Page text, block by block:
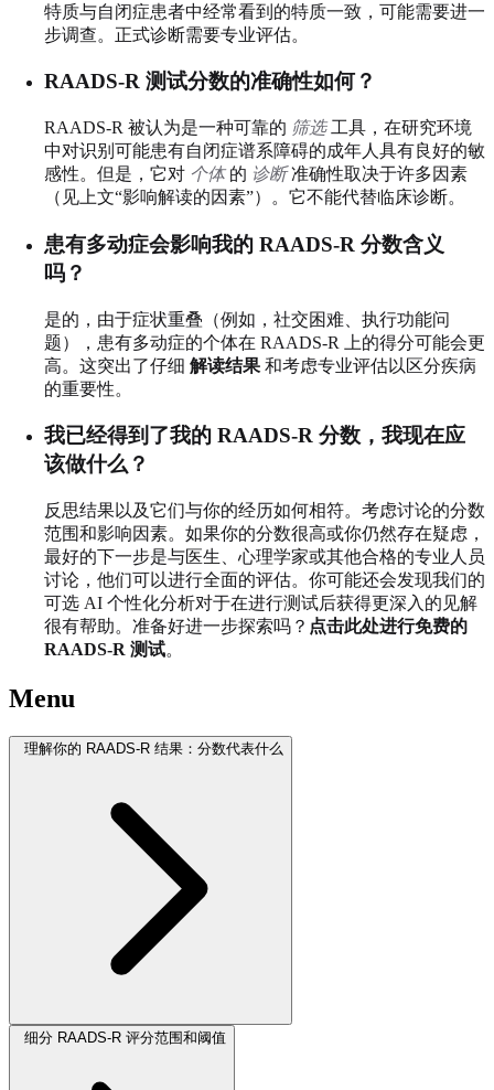
特质与自闭症患者中经常看到的特质一致，可能需要进一
步调查。正式诊断需要专业评估。
RAADS-R 测试分数的准确性如何？
RAADS-R 被认为是一种可靠的 筛选工具，在研究环境
中对识别可能患有自闭症谱系障碍的成年人具有良好的敏
感性。但是，它对 个体的 诊断准确性取决于许多因素
（见上文“影响解读的因素”）。它不能代替临床诊断。
患有多动症会影响我的 RAADS-R 分数含义
吗？
是的，由于症状重叠（例如，社交困难、执行功能问
题），患有多动症的个体在 RAADS-R 上的得分可能会更
高。这突出了仔细 解读结果 和考虑专业评估以区分疾病
的重要性。
我已经得到了我的 RAADS-R 分数，我现在应
该做什么？
反思结果以及它们与你的经历如何相符。考虑讨论的分数
范围和影响因素。如果你的分数很高或你仍然存在疑虑，
最好的下一步是与医生、心理学家或其他合格的专业人员
讨论，他们可以进行全面的评估。你可能还会发现我们的
可选 AI 个性化分析对于在进行测试后获得更深入的见解
很有帮助。准备好进一步探索吗？ 点击此处进行免费的
RAADS-R 测试。
Menu
理解你的 RAADS-R 结果：分数代表什么
细分 RAADS-R 评分范围和阈值